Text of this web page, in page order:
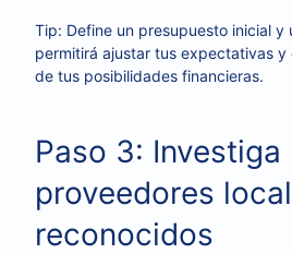
Tip: Define un presupuesto inicial y
permitirá ajustar tus expectativas y
de tus posibilidades financieras.
Paso 3: Investiga
proveedores
reconocidos